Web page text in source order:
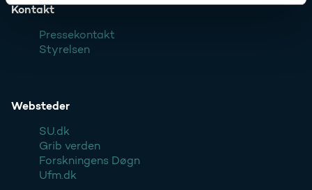
Kontakt
Pressekontakt
Styrelsen
Websteder
SU.dk
Grib verden
Forskningens Døgn
Ufm.dk